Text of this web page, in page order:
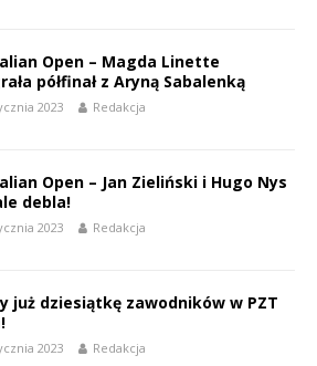
Open – Magda Linette
półfinał z Aryną Sabalenką
2023 Redakcja
Open – Jan Zieliński i Hugo Nys
debla!
2023 Redakcja
już dziesiątkę zawodników w PZT
2023 Redakcja